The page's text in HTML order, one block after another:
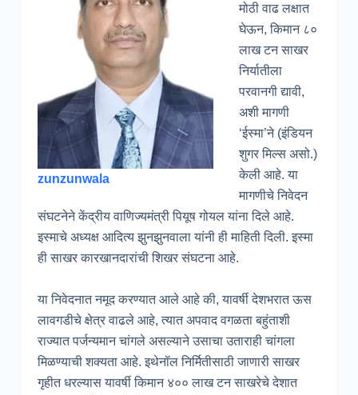
zunzunwala
मोठी वाढ लक्षात
घेऊन, किमान ८०
लाख टन साखर
निर्यातीला
परवानगी द्यावी,
अशी मागणी
‘ईस्मा’ने (इंडियन
शुगर मिल्स असो.)
केली आहे. या
मागणीचे निवेदन
संघटनेने केंद्रीय वाणिज्यमंत्री पियूष गोयल यांना दिले आहे.
इस्माचे अध्यक्ष आदित्य झुनझुनवाला यांनी ही माहिती दिली. इस्मा
ही साखर कारखानदारांची शिखर संघटना आहे.
या निवेदनात नमूद करण्यात आले आहे की, यावर्षी देशभरात ऊस
लावगडीचे क्षेत्र वाढले आहे, त्यात अपवाद वगळता बहुंताशी
राज्यात पर्जन्यमान चांगले असल्याने उसाचा उताराही चांगला
मिळण्याची शक्यता आहे. इथेनॉल निर्मितीसाठी जाणारी साखर
गृहीत धरल्यास यावर्षी किमान ४०० लाख टन साखरेचे देशात